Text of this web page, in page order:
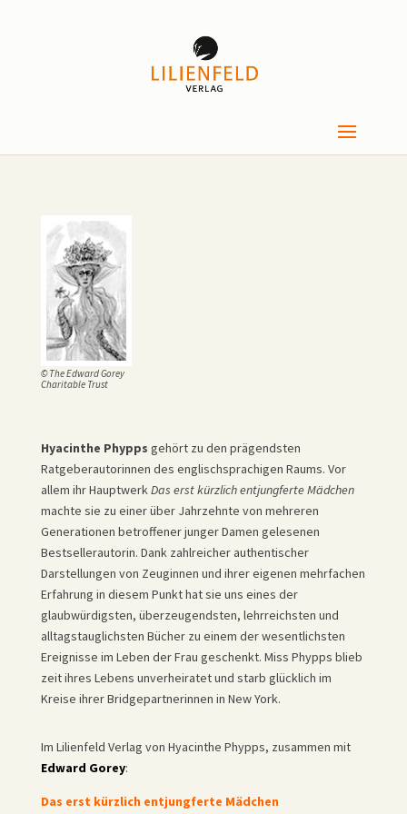
© The Edward Gorey
Charitable Trust
Hyacinthe Phypps gehört zu den prägendsten
Ratgeberautorinnen des englischsprachigen Raums. Vor
allem ihr HauptwerkDas erst kürzlich entjungferte Mädchen
machte sie zu einer über Jahrzehnte von mehreren
Generationen betroffener junger Damen gelesenen
Bestsellerautorin. Dank zahlreicher authentischer
Darstellungen von Zeuginnen und ihrer eigenen mehrfachen
Erfahrung in diesem Punkt hat sie uns eines der
glaubwürdigsten, überzeugendsten, lehrreichsten und
alltagstauglichsten Bücher zu einem der wesentlichsten
Ereignisse im Leben der Frau geschenkt. Miss Phypps blieb
zeit ihres Lebens unverheiratet und starb glücklich im
Kreise ihrer Bridgepartnerinnen in New York.
Im Lilienfeld Verlag von Hyacinthe Phypps, zusammen mit
Edward Gorey:
Das erst kürzlich entjungferte Mädchen